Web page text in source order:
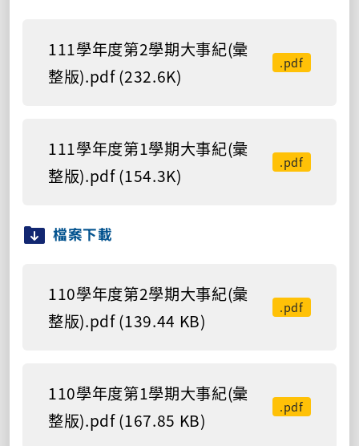
111學年度第2學期大事紀(彙
整版).pdf (232.6K)
.pdf
111學年度第1學期大事紀(彙
整版).pdf (154.3K)
.pdf
檔案下載
110學年度第2學期大事紀(彙
整版).pdf (139.44 KB)
.pdf
110學年度第1學期大事紀(彙
整版).pdf (167.85 KB)
.pdf